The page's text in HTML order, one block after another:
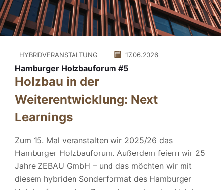
HYBRIDVERANSTALTUNG 17.06.2026
Hamburger Holzbauforum #5
Holzbau in der
Weiterentwicklung: Next
Learnings
Zum 15. Mal veranstalten wir 2025/26 das
Hamburger Holzbauforum. Außerdem feiern wir 25
Jahre ZEBAU GmbH – und das möchten wir mit
diesem hybriden Sonderformat des Hamburger